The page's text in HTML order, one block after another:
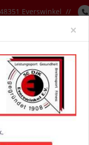
Everswinkel //
×